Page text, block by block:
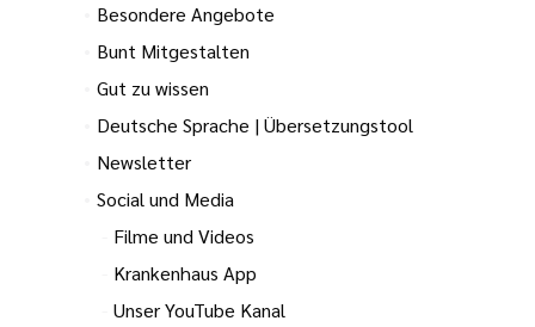
Besondere Angebote
Bunt Mitgestalten
Gut zu wissen
Deutsche Sprache | Übersetzungstool
Newsletter
Social und Media
Filme und Videos
Krankenhaus App
Unser YouTube Kanal